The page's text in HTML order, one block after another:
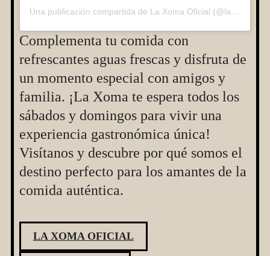
Una publicación compartida de La Xoma Oficial (@la_xoma_oficial)
Complementa tu comida con
refrescantes aguas frescas y disfruta de
un momento especial con amigos y
familia. ¡La Xoma te espera todos los
sábados y domingos para vivir una
experiencia gastronómica única!
Visítanos y descubre por qué somos el
destino perfecto para los amantes de la
comida auténtica.
LA XOMA OFICIAL